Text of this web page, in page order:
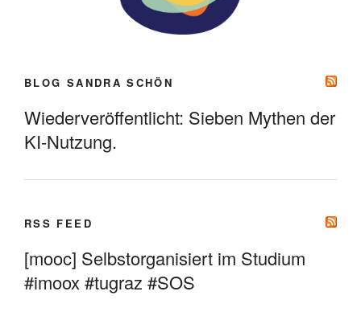
BLOG SANDRA SCHÖN
Wiederveröffentlicht: Sieben Mythen der
KI-Nutzung.
RSS FEED
[mooc] Selbstorganisiert im Studium
#imoox #tugraz #SOS